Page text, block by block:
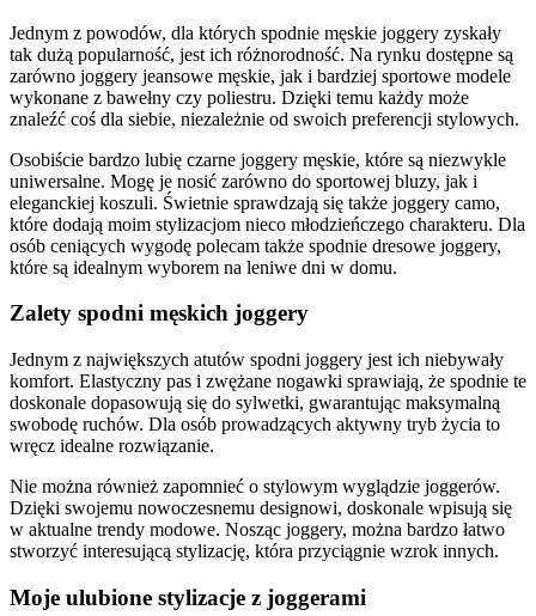
Jednym z powodów, dla których spodnie męskie joggery zyskały
tak dużą popularność, jest ich różnorodność. Na rynku dostępne są
zarówno joggery jeansowe męskie, jak i bardziej sportowe modele
wykonane z bawełny czy poliestru. Dzięki temu każdy może
znaleźć coś dla siebie, niezależnie od swoich preferencji stylowych.
Osobiście bardzo lubię czarne joggery męskie, które są niezwykle
uniwersalne. Mogę je nosić zarówno do sportowej bluzy, jak i
eleganckiej koszuli. Świetnie sprawdzają się także joggery camo,
które dodają moim stylizacjom nieco młodzieńczego charakteru. Dla
osób ceniących wygodę polecam także spodnie dresowe joggery,
które są idealnym wyborem na leniwe dni w domu.
Zalety spodni męskich joggery
Jednym z największych atutów spodni joggery jest ich niebywały
komfort. Elastyczny pas i zwężane nogawki sprawiają, że spodnie te
doskonale dopasowują się do sylwetki, gwarantując maksymalną
swobodę ruchów. Dla osób prowadzących aktywny tryb życia to
wręcz idealne rozwiązanie.
Nie można również zapomnieć o stylowym wyglądzie joggerów.
Dzięki swojemu nowoczesnemu designowi, doskonale wpisują się
w aktualne trendy modowe. Nosząc joggery, można bardzo łatwo
stworzyć interesującą stylizację, która przyciągnie wzrok innych.
Moje ulubione stylizacje z joggerami